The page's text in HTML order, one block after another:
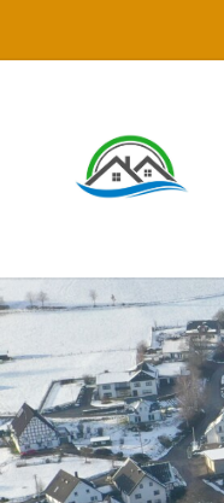
content
main
footer